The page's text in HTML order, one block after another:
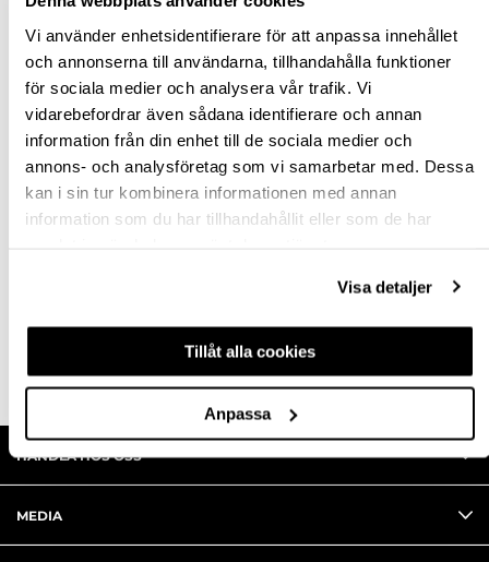
Vi använder enhetsidentifierare för att anpassa innehållet
och annonserna till användarna, tillhandahålla funktioner
för sociala medier och analysera vår trafik. Vi
vidarebefordrar även sådana identifierare och annan
information från din enhet till de sociala medier och
annons- och analysföretag som vi samarbetar med. Dessa
kan i sin tur kombinera informationen med annan
information som du har tillhandahållit eller som de har
Visa detaljer
Tillåt alla cookies
Anpassa
KONSOL 6-KANT
VARIO 100 MM Z
605580
97,00 kr
HANDLA HOS OSS
MEDIA